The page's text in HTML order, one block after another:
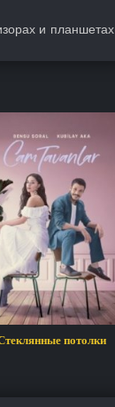
и планшетах
потолки